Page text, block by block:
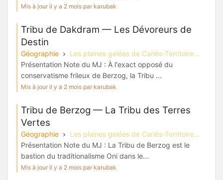
Mis à jour il y a 2 mois par karubak
Tribu de Dakdram — Les Dévoreurs de
Destin
Géographie
Les plaines gelées de Cariés-Territoire...
Présentation Note du MJ : À l'exact opposé du
conservatisme frileux de Berzog, la Tribu ...
Mis à jour il y a 2 mois par karubak
Tribu de Berzog — La Tribu des Terres
Vertes
Géographie
Les plaines gelées de Cariés-Territoire...
Présentation Note du MJ : La Tribu de Berzog est le
bastion du traditionalisme Oni dans le...
Mis à jour il y a 2 mois par karubak